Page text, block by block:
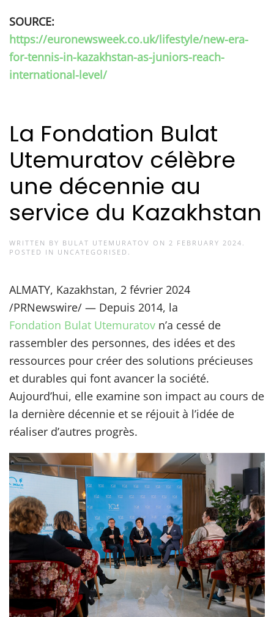
SOURCE:
https://euronewsweek.co.uk/lifestyle/new-era-
for-tennis-in-kazakhstan-as-juniors-reach-
international-level/
La Fondation Bulat
Utemuratov célèbre
une décennie au
service du Kazakhstan
WRITTEN BY BULAT UTEMURATOV ON 2 FEBRUARY 2024 .
POSTED IN UNCATEGORISED .
ALMATY, Kazakhstan, 2 février 2024
/PRNewswire/ — Depuis 2014, la
Fondation Bulat Utemuratov n’a cessé de
rassembler des personnes, des idées et des
ressources pour créer des solutions précieuses
et durables qui font avancer la société.
Aujourd’hui, elle examine son impact au cours de
la dernière décennie et se réjouit à l’idée de
réaliser d’autres progrès.